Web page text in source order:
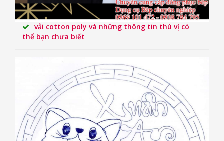
vải cotton poly và những thông tin thú vị có
thể bạn chưa biết